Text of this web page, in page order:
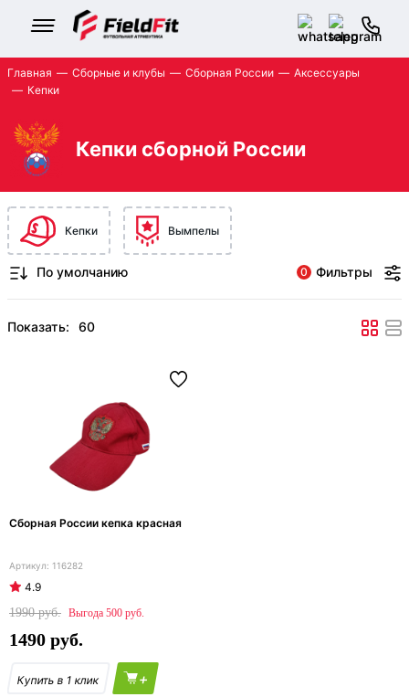
Главная Сборные и клубы Сборная России
Аксессуары
Кепки
Кепки сборной России
Кепки Вымпелы
0 Фильтры
Показать:
Сборная России кепка красная
116282
4.9
1990
500
1490
+